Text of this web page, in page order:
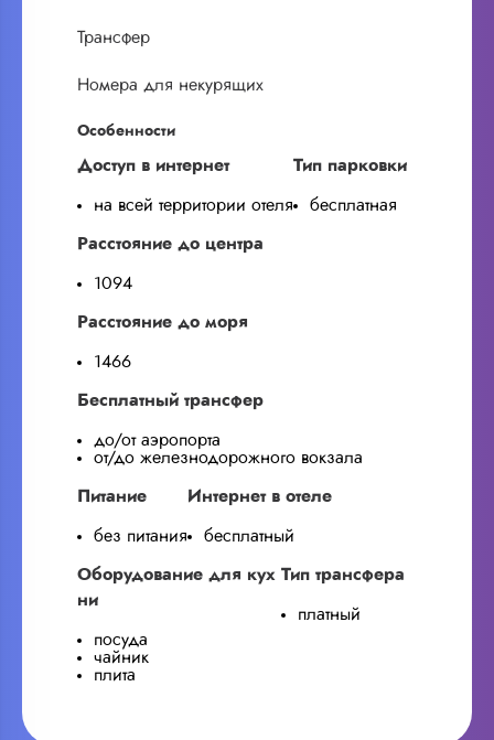
Трансфер
Номера для некурящих
Особенности
Доступ в интернет
на всей территории отеля
Тип парковки
бесплатная
Расстояние до центра
1094
Расстояние до моря
1466
Бесплатный трансфер
до/от аэропорта
от/до железнодорожного вокзала
Питание
без питания
Интернет в отеле
бесплатный
Оборудование для кух
ни
посуда
чайник
плита
Тип трансфера
платный